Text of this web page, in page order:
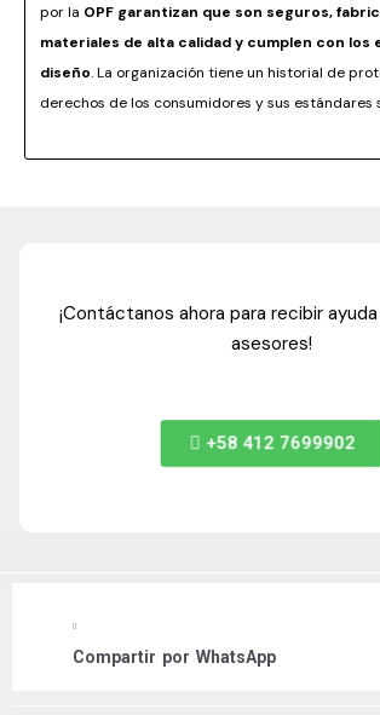
por la OPF garantizan que son seguros,
materiales de alta calidad y cumplen con los
diseño. La organización tiene un historial de
derechos de los consumidores y sus estándares
¡Contáctanos ahora para recibir
asesores!
+58 412 7699902
Compartir por WhatsApp